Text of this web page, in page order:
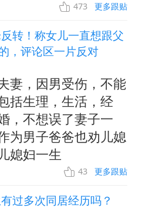
473 更多跟贴
转！称女儿一直想跟父
，评论区一片反对
妻，因男受伤，不能
括生理，生活，经
，不想误了妻子一
为男子爸爸也劝儿媳
媳妇一生
43 更多跟贴
过多次同居经历吗？